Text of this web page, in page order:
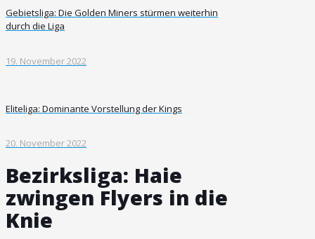
Gebietsliga: Die Golden Miners stürmen weiterhin
durch die Liga
19. November 2022
Eliteliga: Dominante Vorstellung der Kings
20. November 2022
Bezirksliga: Haie
zwingen Flyers in die
Knie